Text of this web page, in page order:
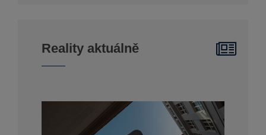
Reality aktuálně